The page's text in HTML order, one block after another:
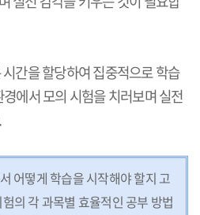
간을 할당하여 집중적으로 학습
에서 모의 시험을 치러보며 실전
어떻게 학습을 시작해야 할지 고
의 각 과목별 효율적인 공부 방법